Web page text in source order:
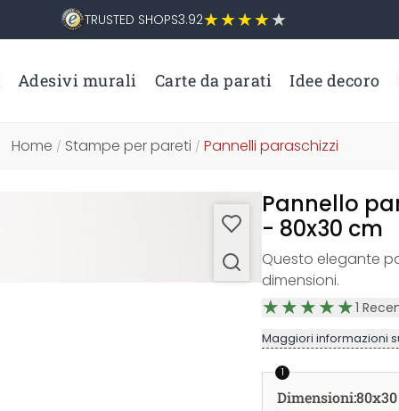
TRUSTED SHOPS3.92
Adesivi murali Carte da parati Idee decoro
Home / Stampe per pareti / Pannelli paraschizzi
Pannello
- 80x30 cm
Questo elegante
dimensioni.
1
Maggiori informazioni
1
Dimensioni: